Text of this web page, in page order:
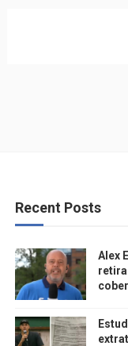
Recent Posts
Alex